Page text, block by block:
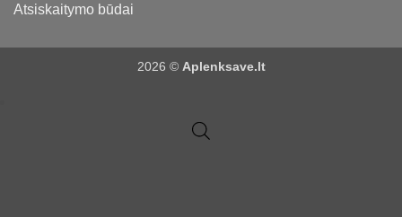
Atsiskaitymo būdai
2026 © Aplenksave.lt